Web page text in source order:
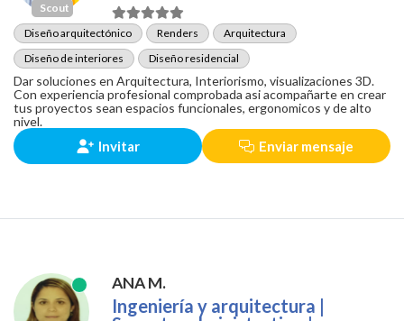
Scout
Diseño arquitectónico Renders
Arquitectura
Diseño de interiores
Diseño residencial
Dar soluciones en Arquitectura, Interiorismo, visualizaciones 3D.
Con experiencia profesional comprobada asi acompañarte en crear
tus proyectos sean espacios funcionales, ergonomicos y de alto
nivel.
Invitar Enviar mensaje
ANA M.
Ingeniería y arquitectura |